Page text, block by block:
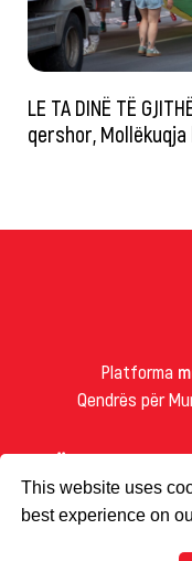
LE TA DINË TË
qershor,
Platforma
Qendrës për
PËR NE
RRETH NESH
IMPRESUM
This website uses
best experience on